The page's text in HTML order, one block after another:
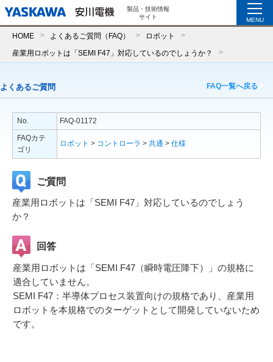
製品・技術情報
サイト
MENU
HOME よくあるご質問（FAQ） ロボット
産業用ロボットは「SEMI F47」対応しているのでしょうか？
よくあるご質問 FAQ一覧へ戻る
No.
FAQ-01172
FAQカテ
ゴリ
ロボット > コントローラ > 共通 > 仕様
ご質問
産業用ロボットは「SEMI F47」対応しているのでしょう
か？
回答
産業用ロボットは「SEMI F47（瞬時電圧降下）」の規格に
適合していません。
SEMI F47：半導体プロセス装置向けの規格であり、産業用
ロボットを本規格でのターゲットとして開発していないため
です。